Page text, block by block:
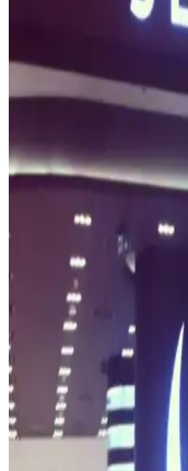
Sephora
Deneyimi Üzerine
Sephora çalışanlarının
çalışması müşteri
için ürün yetersizliği ve
Natasha Denona
Rewards
Natasha Denona, Black
%40'a varan indirimler
kadar düştü. Bazı
Sephora'da
Kozmetik
Sephora'da kapıda
seçenekleri sizi